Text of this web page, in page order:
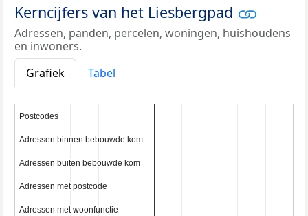
Kerncijfers van het Liesbergpad
Adressen, panden, percelen, woningen, huishoudens
en inwoners.
Grafiek
Tabel
Postcodes
Postcodes
Adressen binnen bebouwde kom
Adressen binnen bebouwde kom
Adressen buiten bebouwde kom
Adressen buiten bebouwde kom
Adressen met postcode
Adressen met postcode
Adressen met woonfunctie
Adressen met woonfunctie